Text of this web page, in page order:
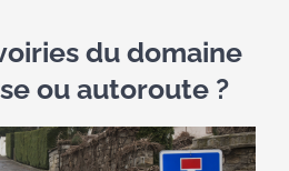
du domaine
ou autoroute ?